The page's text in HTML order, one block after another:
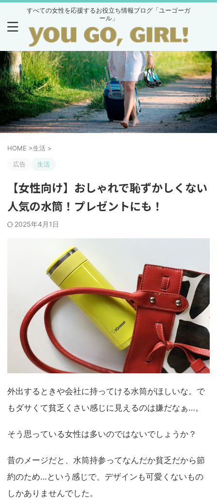
すべての女性を応援するお役立ち情報ブログ「ユーゴーガ
ール」
HOME >生活 >
広告 生活
【女性向け】おしゃれで恥ずかしくない
人気の水筒！プレゼントにも！
2025年4月1日
外出するときや会社に持ってける水筒がほしいな。で
もダサくて貧乏くさい感じに見えるのは嫌だなぁ…。
そう思っている女性は多いのではないでしょうか？
昔のメージだと、水筒持参ってなんだか貧乏だから節
約のため…という感じで、デザインも可愛くないもの
しかありませんでした。